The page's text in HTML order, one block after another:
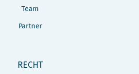
Team
Partner
RECHT